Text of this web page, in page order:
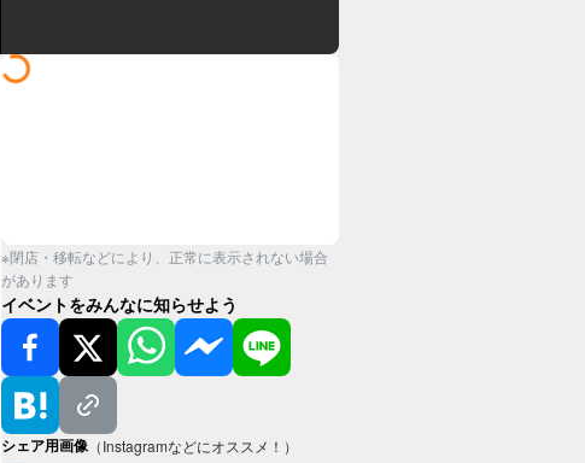
※閉店・移転などにより、正常に表示されない場合
があります
イベントをみんなに知らせよう
シェア用画像 （Instagramなどにオススメ！）